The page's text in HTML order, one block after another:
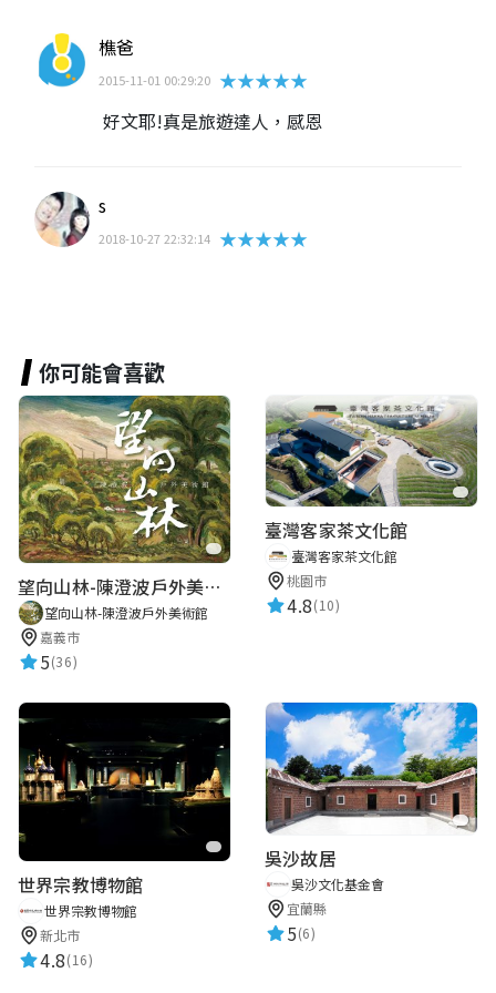
樵爸
2015-11-01 00:29:20 ★★★★★
好文耶!真是旅遊達人，感恩
s
2018-10-27 22:32:14 ★★★★★
你可能會喜歡
望向山林-陳澄波戶外美術館
望向山林-陳澄波戶外美術館
嘉義市
5(36)
臺灣客家茶文化館
臺灣客家茶文化館
桃園市
4.8(10)
世界宗教博物館
世界宗教博物館
新北市
4.8(16)
吳沙故居
吳沙文化基金會
宜蘭縣
5(6)